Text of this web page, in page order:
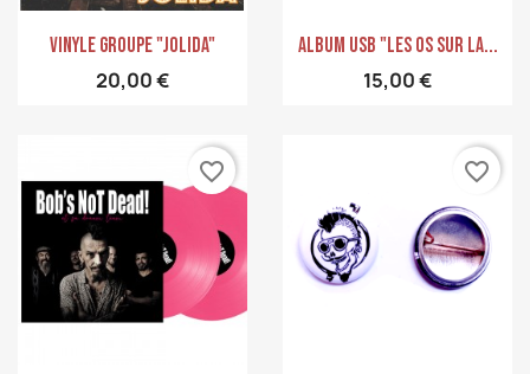
Aperçu rapide
Vinyle GROUPE "JOLIDA"
20,00 €
 Aperçu rapide
ALBUM USB "Les Os Sur La...
15,00 €
favorite_border favorite_border